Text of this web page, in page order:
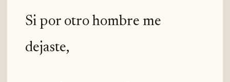
Si por otro hombre me
dejaste,